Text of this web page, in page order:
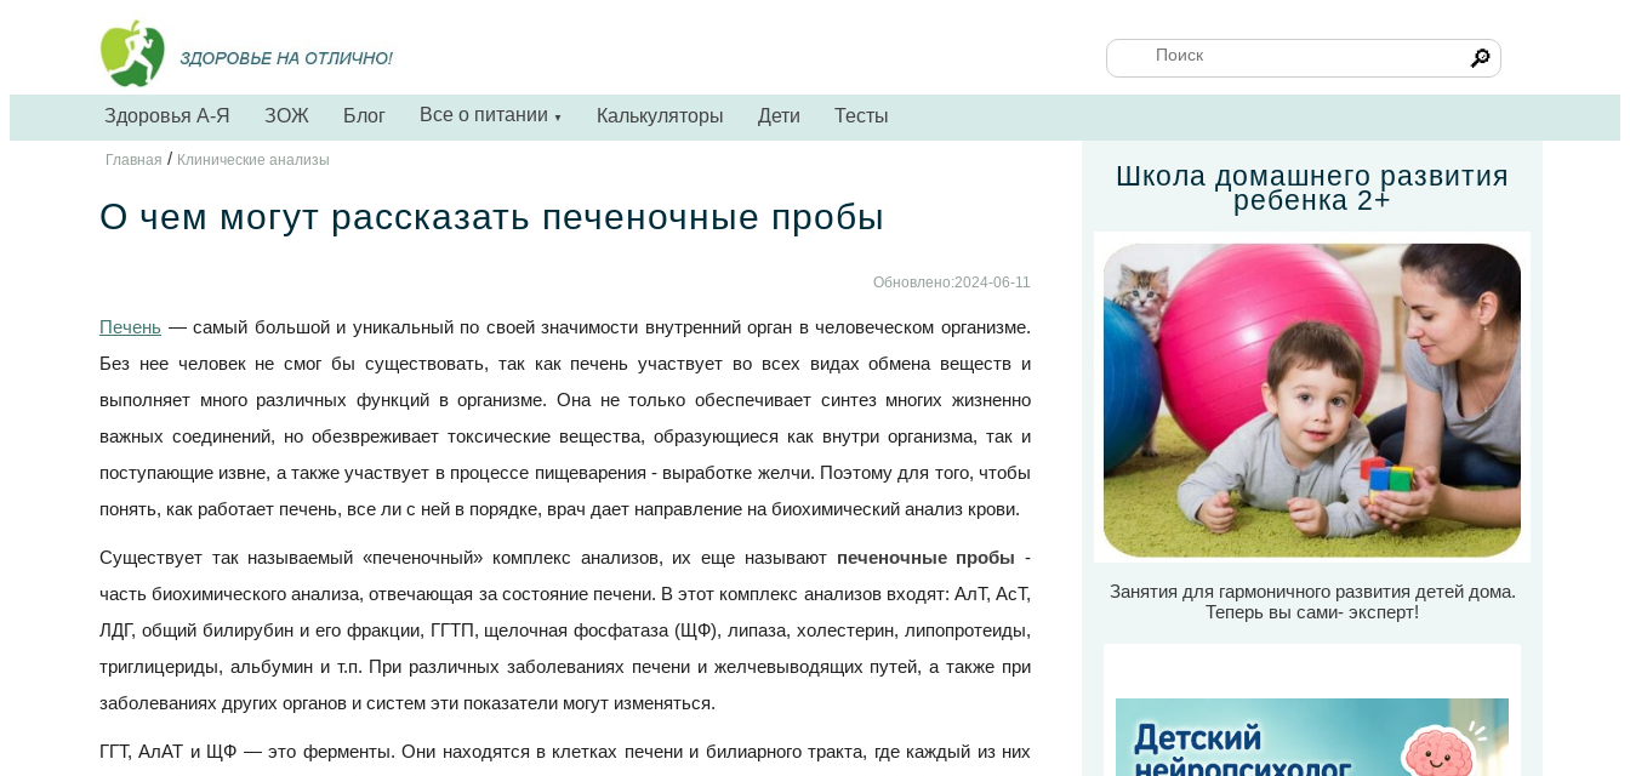
🔎
Здоровья А-Я ЗОЖ Блог Все о питании ▼ Калькуляторы Дети Тесты
Главная / Клинические анализы
О чем могут рассказать печеночные пробы
Обновлено:2024-06-11
Печень — самый большой и уникальный по своей значимости внутренний орган в человеческом организме.
Без нее человек не смог бы существовать, так как печень участвует во всех видах обмена веществ и
выполняет много различных функций в организме. Она не только обеспечивает синтез многих жизненно
важных соединений, но обезвреживает токсические вещества, образующиеся как внутри организма, так и
поступающие извне, а также участвует в процессе пищеварения - выработке желчи. Поэтому для того, чтобы
понять, как работает печень, все ли с ней в порядке, врач дает направление на биохимический анализ крови.
Существует так называемый «печеночный» комплекс анализов, их еще называют печеночные пробы -
часть биохимического анализа, отвечающая за состояние печени. В этот комплекс анализов входят: АлТ, АсТ,
ЛДГ, общий билирубин и его фракции, ГГТП, щелочная фосфатаза (ЩФ), липаза, холестерин, липопротеиды,
триглицериды, альбумин и т.п. При различных заболеваниях печени и желчевыводящих путей, а также при
заболеваниях других органов и систем эти показатели могут изменяться.
ГГТ, АлАТ и ЩФ — это ферменты. Они находятся в клетках печени и билиарного тракта, где каждый из них
Школа домашнего развития
ребенка 2+
Занятия для гармоничного развития детей дома.
Теперь вы сами- эксперт!